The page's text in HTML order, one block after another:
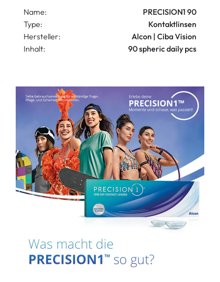
Name:
PRECISION1 90
Type:
Kontaktlinsen
Hersteller:
Alcon | Ciba Vision
Inhalt:
90 spheric daily pcs